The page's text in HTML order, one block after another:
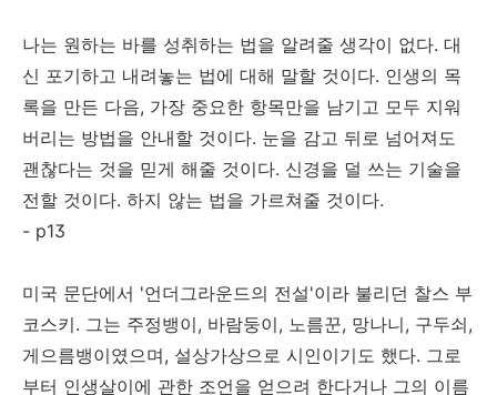
나는 원하는 바를 성취하는 법을 알려줄 생각이 없다. 대
신 포기하고 내려놓는 법에 대해 말할 것이다. 인생의 목
록을 만든 다음, 가장 중요한 항목만을 남기고 모두 지워
버리는 방법을 안내할 것이다. 눈을 감고 뒤로 넘어져도
괜찮다는 것을 믿게 해줄 것이다. 신경을 덜 쓰는 기술을
전할 것이다. 하지 않는 법을 가르쳐줄 것이다.
- p13
미국 문단에서 '언더그라운드의 전설'이라 불리던 찰스 부
코스키. 그는 주정뱅이, 바람둥이, 노름꾼, 망나니, 구두쇠,
게으름뱅이였으며, 설상가상으로 시인이기도 했다. 그로
부터 인생살이에 관한 조언을 얻으려 한다거나 그의 이름